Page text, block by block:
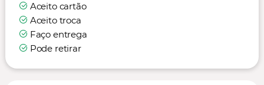
Aceito cartão
Aceito troca
Faço entrega
Pode retirar